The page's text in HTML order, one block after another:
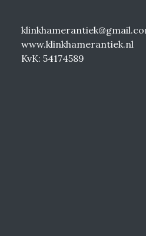
www.klinkhamerantiek.nl
KvK: 54174589